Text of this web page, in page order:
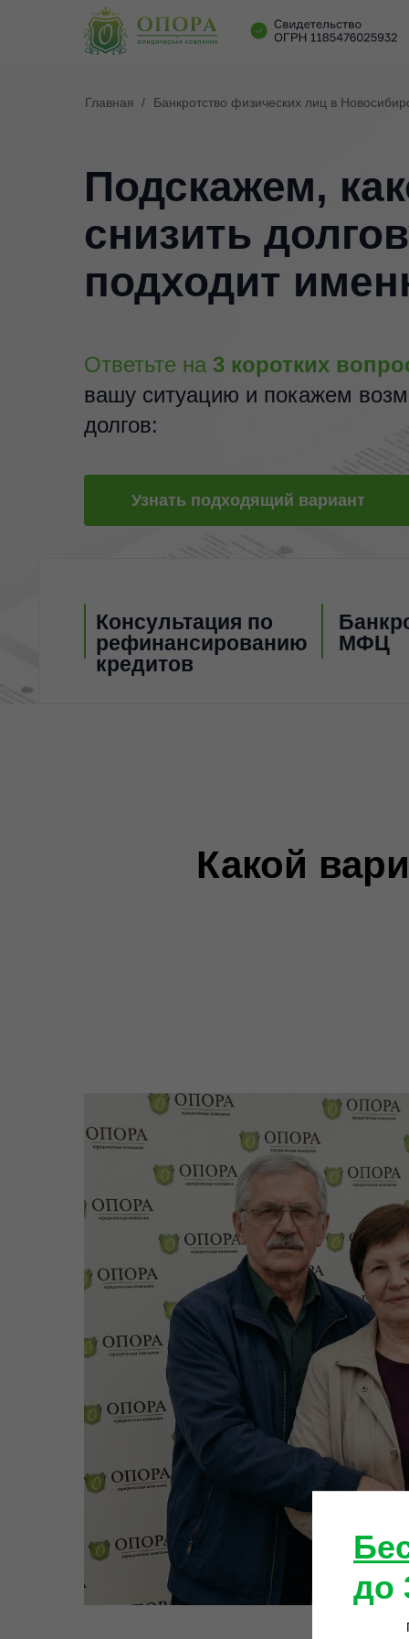
Подскажем,
снизить
подходит
Ответьте на 3 коротких
вашу ситуацию и покажем
долгов:
Консультация по
рефинансированию
кредитов
Узнать подходящий вариант
МФЦ
Главная / Банкротство физических лиц в
Какой
до